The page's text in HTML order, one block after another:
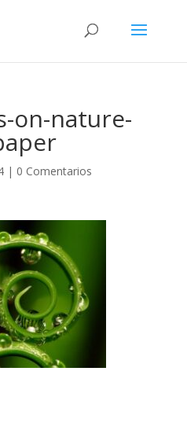
on-nature-
| 0 Comentarios